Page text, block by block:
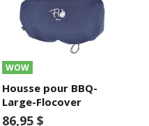
WOW
Housse pour BBQ-
Large-Flocover
86,95 $